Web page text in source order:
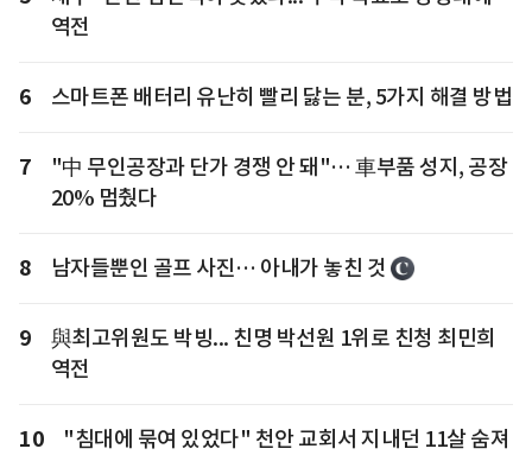
역전
6 스마트폰 배터리 유난히 빨리 닳는 분, 5가지 해결 방법
7
"中 무인공장과 단가 경쟁 안 돼"… 車부품 성지, 공장
20% 멈췄다
8 남자들뿐인 골프 사진… 아내가 놓친 것
9
與최고위원도 박빙... 친명 박선원 1위로 친청 최민희
역전
10 "침대에 묶여 있었다" 천안 교회서 지내던 11살 숨져